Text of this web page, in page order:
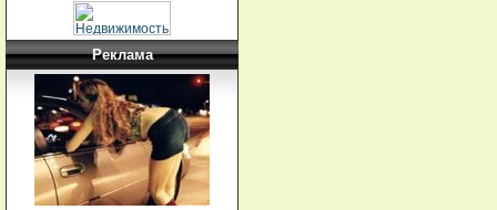
Реклама